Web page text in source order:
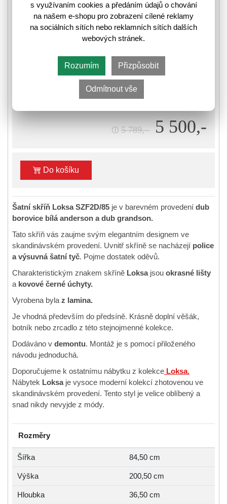
3203065
Informace k odeslání zboží
🛈 5 789,- 5 500,-
Do košíku
Šatní skříň Loksa SZF2D/85 je v barevném provedení dub
borovice bílá anderson a dub grandson.
Tato skříň vás zaujme svým elegantním designem ve
skandinávském provedení. Uvnitř skříně se nacházejí police
a výsuvná šatní tyč. Pojme dostatek oděvů.
Charakteristickým znakem skříně Loksajsou okrasné lišty
a kovové černé úchyty.
Vyrobena byla z lamina.
Je vhodná především do předsíně. Krásně doplní věšák,
botník nebo zrcadlo z této stejnojmenné kolekce.
Dodáváno v demontu. Montáž je s pomocí přiloženého
návodu jednoduchá.
Doporučujeme k ostatnímu nábytku z kolekce Loksa.
Nábytek Loksaje vysoce moderní kolekcí zhotovenou ve
skandinávském provedení. Tento styl je velice oblíbený a
snad nikdy nevyjde z módy.
Rozměry
Šířka 84,50 cm
Výška 200,50 cm
Hloubka 36,50 cm
s využívaním cookies a předáním údajů o chování
na našem e-shopu pro zobrazení cílené reklamy
na sociálních sítích nebo reklamních sítích dalších
webových stránek.
Rozumím Přizpůsobit
Odmítnout vše